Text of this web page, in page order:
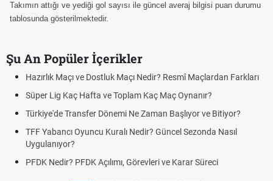
Takımın attığı ve yediği gol sayısı ile güncel averaj bilgisi puan durumu
tablosunda gösterilmektedir.
Şu An Popüler İçerikler
Hazırlık Maçı ve Dostluk Maçı Nedir? Resmî Maçlardan Farkları
Süper Lig Kaç Hafta ve Toplam Kaç Maç Oynanır?
Türkiye'de Transfer Dönemi Ne Zaman Başlıyor ve Bitiyor?
TFF Yabancı Oyuncu Kuralı Nedir? Güncel Sezonda Nasıl
Uygulanıyor?
PFDK Nedir? PFDK Açılımı, Görevleri ve Karar Süreci